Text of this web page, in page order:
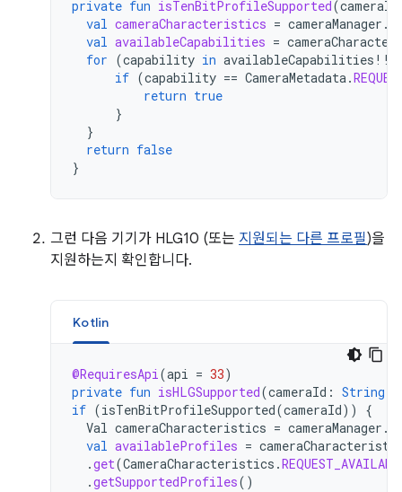
private fun isTenBitProfileSupported(cameraId
val cameraCharacteristics = cameraManager .
val availableCapabilities =
for (capability in availableCapabilities !!
if (capability == CameraMetadata.
return true
}
}
return false
}
그런 다음 기기가 HLG10 (또는 지원되는 다른 프로필)을
지원하는지 확인합니다.
Kotlin
@RequiresApi(api = 33)
private fun isHLGSupported(cameraId : String
if (isTenBitProfileSupported(cameraId))
{
Val cameraCharacteristics = cameraManager .
val availableProfiles =
.get(CameraCharacteristics .
.getSupportedProfiles()